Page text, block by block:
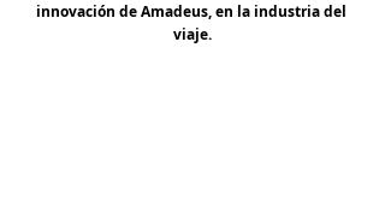
innovación de Amadeus, en la industria del
viaje.